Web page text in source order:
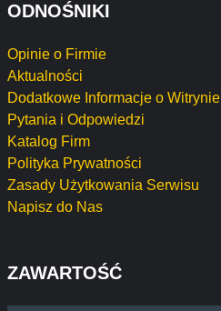
ODNOŚNIKI
Opinie o Firmie
Aktualności
Dodatkowe Informacje o Witrynie
Pytania i Odpowiedzi
Katalog Firm
Polityka Prywatności
Zasady Użytkowania Serwisu
Napisz do Nas
ZAWARTOŚĆ